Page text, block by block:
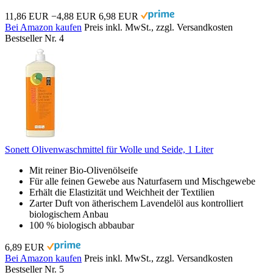
11,86 EUR −4,88 EUR 6,98 EUR
Bei Amazon kaufen Preis inkl. MwSt., zzgl. Versandkosten
Bestseller Nr. 4
Sonett Olivenwaschmittel für Wolle und Seide, 1 Liter
Mit reiner Bio-Olivenölseife
Für alle feinen Gewebe aus Naturfasern und Mischgewebe
Erhält die Elastizität und Weichheit der Textilien
Zarter Duft von ätherischem Lavendelöl aus kontrolliert
biologischem Anbau
100 % biologisch abbaubar
6,89 EUR
Bei Amazon kaufen Preis inkl. MwSt., zzgl. Versandkosten
Bestseller Nr. 5